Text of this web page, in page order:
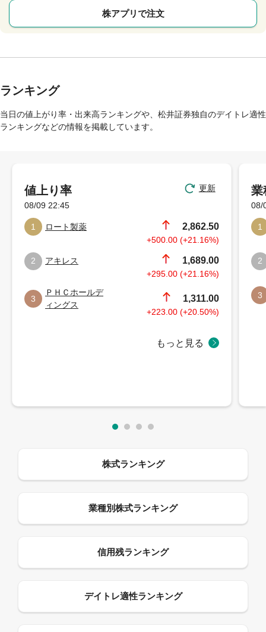
株アプリで注文
ランキング
当日の値上がり率・出来高ランキングや、松井証券独自のデイトレ適性
ランキングなどの情報を掲載しています。